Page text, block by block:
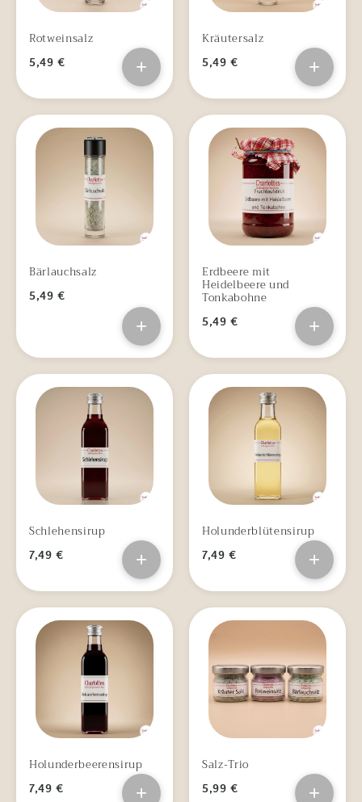
Rotweinsalz
5,49 € +
Kräutersalz
5,49 € +
Bärlauchsalz
5,49 €
+
Erdbeere mit
Heidelbeere und
Tonkabohne
5,49 € +
Schlehensirup
7,49 € +
Holunderblütensirup
7,49 € +
Holunderbeerensirup
7,49 € +
Salz-Trio
5,99 € +